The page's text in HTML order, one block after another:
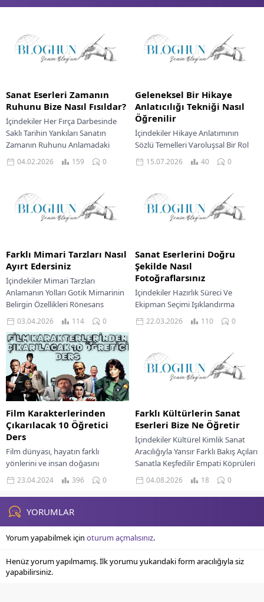
Sanat Eserleri Zamanın
Ruhunu Bize Nasıl Fısıldar?
İçindekiler Her Fırça Darbesinde
Saklı Tarihin Yankıları Sanatın
Zamanın Ruhunu Anlamadaki
Önemi ve Değeri Zamanın Ruhunu
Fısıldayan Detaylar: Renklerden
04.02.2026 159 0
Geleneksel Bir Hikaye
Anlatıcılığı Tekniği Nasıl
Öğrenilir
İçindekiler Hikaye Anlatımının
Sözlü Temelleri Varoluşsal Bir Rol
Olarak Anlatıcılık Geleneksel
Hikayecilikte Pratik Uygulamalar
Derin...
15.07.2026 40 0
Farklı Mimari Tarzları Nasıl
Ayırt Edersiniz
İçindekiler Mimari Tarzları
Anlamanın Yolları Gotik Mimarinin
Belirgin Özellikleri Rönesans
Mimarisi Ve Klasik Uyum Barok
Mimarisi Ve Dramatik İfade
Neoklasik...
03.04.2026 114 0
Sanat Eserlerini Doğru
Şekilde Nasıl
Fotoğraflarsınız
İçindekiler Hazırlık Süreci Ve
Ekipman Seçimi Işıklandırma
Prensipleri Kamera Ayarlarını
Doğru Yapmak Kompozisyon Ve
Sonrası Düzenleme Adımları...
22.03.2026 110 0
Film Karakterlerinden
Çıkarılacak 10 Öğretici
Ders
Film dünyası, hayatın farklı
yönlerini ve insan doğasını
derinlemesine keşfetmemizi
sağlayan bir hazinedir. Öne çıkan
film karakterleri sadece eğlenceli
hikayeler...
23.04.2024 396 0
Farklı Kültürlerin Sanat
Eserleri Bize Ne Öğretir
İçindekiler Kültürel Kimlik Sanat
Aracılığıyla Yansır Farklı Bakış Açıları
Sanatla Keşfedilir Empati Köprüleri
Kurar Sanat Eserleri Geçmişin
Hikayesini Anlatır Sanat...
04.08.2026 18 0
YORUMLAR
Yorum yapabilmek için oturum açmalısınız.
Henüz yorum yapılmamış. İlk yorumu yukarıdaki form aracılığıyla siz
yapabilirsiniz.